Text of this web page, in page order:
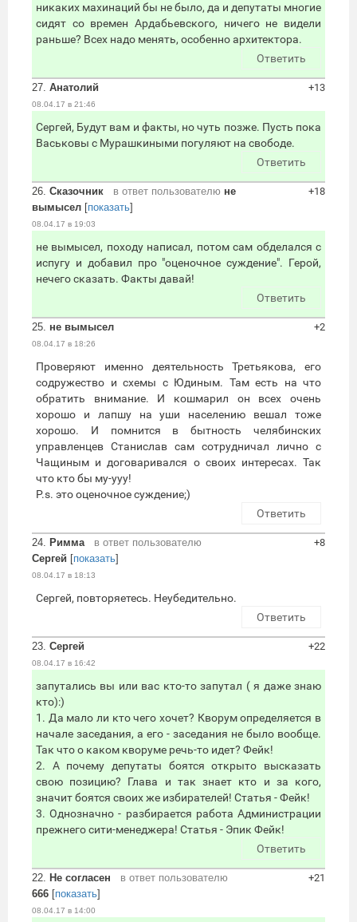
никаких махинаций бы не было, да и депутаты многие
сидят со времен Ардабьевского, ничего не видели
раньше? Всех надо менять, особенно архитектора.
Ответить
27. Анатолий
08.04.17 в 21:46
+13
Сергей, Будут вам и факты, но чуть позже. Пусть пока
Васьковы с Мурашкиными погуляют на свободе.
Ответить
26. Сказочник в ответ пользователю не
вымысел [показать]
08.04.17 в 19:03
+18
не вымысел, походу написал, потом сам обделался с
испугу и добавил про "оценочное суждение". Герой,
нечего сказать. Факты давай!
Ответить
25. не вымысел
08.04.17 в 18:26
+2
Проверяют именно деятельность Третьякова, его
содружество и схемы с Юдиным. Там есть на что
обратить внимание. И кошмарил он всех очень
хорошо и лапшу на уши населению вешал тоже
хорошо. И помнится в бытность челябинских
управленцев Станислав сам сотрудничал лично с
Чащиным и договаривался о своих интересах. Так
что кто бы му-ууу!
P.s. это оценочное суждение;)
Ответить
24. Римма
в ответ пользователю
Сергей [показать]
08.04.17 в 18:13
+8
Сергей, повторяетесь. Неубедительно.
Ответить
23. Сергей
08.04.17 в 16:42
+22
запутались вы или вас кто-то запутал ( я даже знаю
кто):)
1. Да мало ли кто чего хочет? Кворум определяется в
начале заседания, а его - заседания не было вообще.
Так что о каком кворуме речь-то идет? Фейк!
2. А почему депутаты боятся открыто высказать
свою позицию? Глава и так знает кто и за кого,
значит боятся своих же избирателей! Статья - Фейк!
3. Однозначно - разбирается работа Администрации
прежнего сити-менеджера! Статья - Эпик Фейк!
Ответить
22. Не согласен
в ответ пользователю
666 [показать]
08.04.17 в 14:00
+21